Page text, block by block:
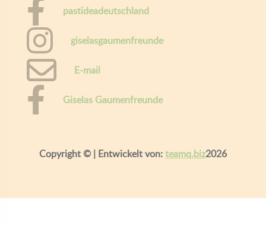
pastideadeutschland
giselasgaumenfreunde
E-mail
Giselas Gaumenfreunde
Copyright © | Entwickelt von:teamq.biz2026